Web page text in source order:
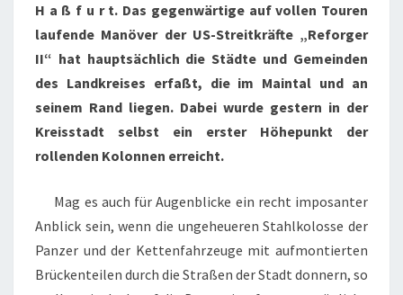
H a ß f u r t. Das gegenwärtige auf vollen Touren
laufende Manöver der US-Streitkräfte „Reforger
II“ hat hauptsächlich die Städte und Gemeinden
des Landkreises erfaßt, die im Maintal und an
seinem Rand liegen. Dabei wurde gestern in der
Kreisstadt selbst ein erster Höhepunkt der
rollenden Kolonnen erreicht.
Mag es auch für Augenblicke ein recht imposanter
Anblick sein, wenn die ungeheueren Stahlkolosse der
Panzer und der Kettenfahrzeuge mit aufmontierten
Brückenteilen durch die Straßen der Stadt donnern, so